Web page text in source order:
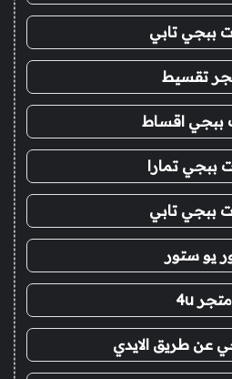
ببجي تابي
تقسيط
ببجي اقساط
ببجي تمارا
ببجي تابي
يو ستور
متجر 4u
عن طريق الايدي